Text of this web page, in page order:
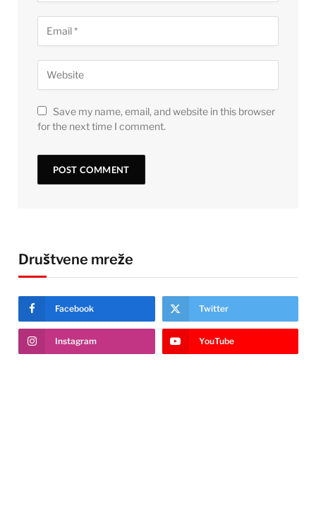
Save my name, email, and website in this browser
for the next time I comment.
Društvene mreže
Facebook Twitter
Instagram YouTube